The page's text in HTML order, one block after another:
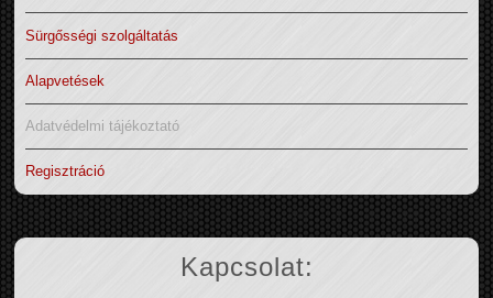
Sürgősségi szolgáltatás
Alapvetések
Adatvédelmi tájékoztató
Regisztráció
Kapcsolat: